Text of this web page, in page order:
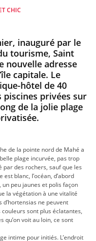
CHIC
inauguré par le
tourisme, Saint
nouvelle adresse
capitale. Le
hôtel de 40
piscines privées sur
de la jolie plage
de la pointe nord de Mahé a
plage incurvée, pas trop
des rochers, sauf que les
blanc, l’océan, d’abord
peu jaunes et polis façon
la végétation à une vitalité
ne peuvent
sont plus éclatantes,
qu’on voit au loin, ce sont
intime pour initiés. L’endroit